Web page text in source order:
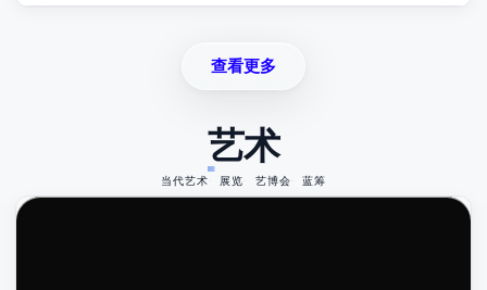
查看更多
艺术
当代艺术 展览 艺博会 蓝筹